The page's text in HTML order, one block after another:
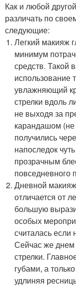
Как и любой
различать по
следующие:
Легкий макияж
минимум
средств. Такой
использование
увлажняющий
стрелки вдоль
не выходя за
карандашом
получились
напоследок
прозрачным
повседневного
Дневной
отличается от
большую
особых
считалась
Сейчас же
стрелки.
губами, а
удлиняя